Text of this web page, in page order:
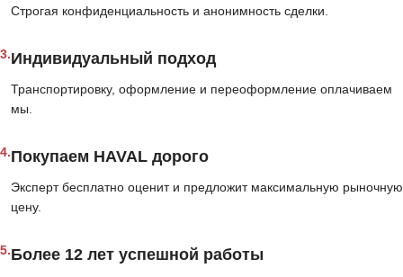
Строгая конфиденциальность и анонимность сделки.
3.Индивидуальный подход
Транспортировку, оформление и переоформление оплачиваем
мы.
4.Покупаем HAVAL дорого
Эксперт бесплатно оценит и предложит максимальную рыночную
цену.
5.Более 12 лет успешной работы